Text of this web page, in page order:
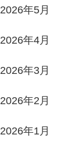
2026年5月
2026年4月
2026年3月
2026年2月
2026年1月